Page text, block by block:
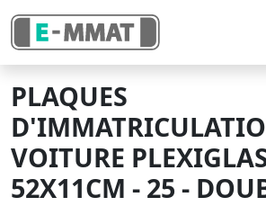
PLAQUES
VOITURE
52X11CM - 25 -